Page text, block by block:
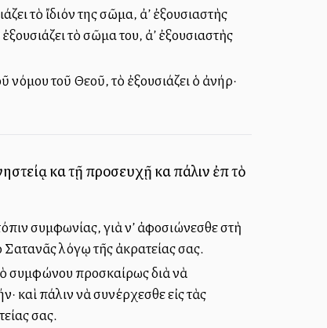
τὸ ἴδιόν της σῶμα, ἀλλ’ ἐξουσιαστὴς
τὸ σῶμα του, ἀλλ’ ἐξουσιαστὴς
νόμου τοῦ Θεοῦ, τὸ ἐξουσιάζει ὁ ἀνήρ·
καὶ τῇ προσευχῇ καὶ πάλιν ἐπὶ τὸ
συμφωνίας, γιὰ ν’ ἀφοσιώνεσθε στὴ
Σατανᾶς λόγῳ τῆς ἀκρατείας σας.
συμφώνου προσκαίρως διὰ νὰ
καὶ πάλιν νὰ συνέρχεσθε εἰς τὰς
σας.